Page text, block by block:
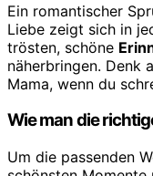
Ein romantischer
Liebe zeigt sich in
trösten, schöne
näherbringen. Denk
Mama, wenn du
Wie man die
Um die passenden